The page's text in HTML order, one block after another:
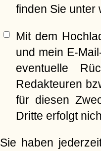
finden Sie unter
Mit dem
und mein E-
eventuelle
Redakteuren
für diesen
Dritte erfolgt
Sie haben